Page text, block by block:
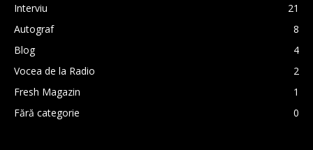
Interviu
21
Autograf
8
Blog
4
Vocea de la Radio
2
Fresh Magazin
1
Fără categorie
0